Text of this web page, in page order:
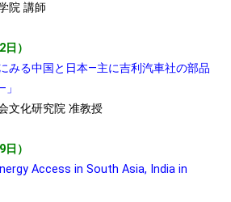
院 講師
）
みる中国と日本―主に吉利汽車社の部品
文化研究院 准教授
）
Access in South Asia, India in